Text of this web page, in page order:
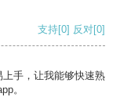
支持[0] 反对[0]
手，让我能够快速熟
。